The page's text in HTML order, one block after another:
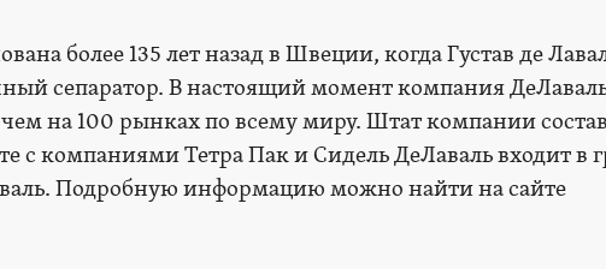
более 135 лет назад в Швеции, когда Густав де
сепаратор. В настоящий момент компания
чем на 100 рынках по всему миру. Штат компании
с компаниями Тетра Пак и Сидель ДеЛаваль входит в
Подробную информацию можно найти на сайте